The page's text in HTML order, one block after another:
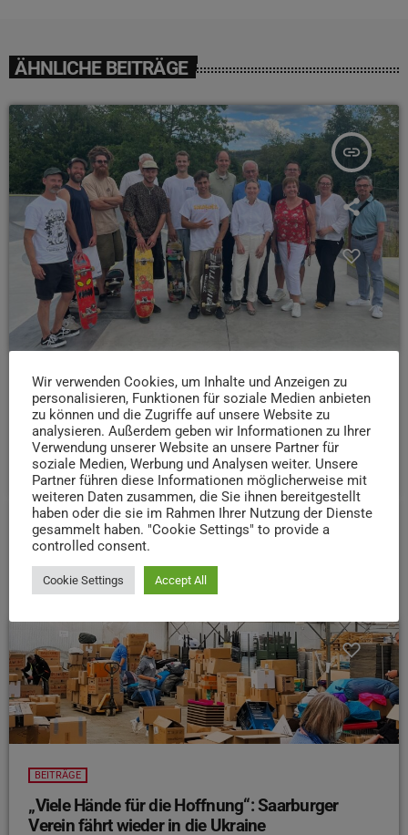
ÄHNLICHE BEITRÄGE
insert_link
BEITRÄGE
Offizielle Einweihung im Skatepark an der
Mäusheckerhalle
today 7. AUGUST 2026 10
BEITRÄGE
„Viele Hände für die Hoffnung“: Saarburger
Verein fährt wieder in die Ukraine
Wir verwenden Cookies, um Inhalte und Anzeigen zu
personalisieren, Funktionen für soziale Medien anbieten
zu können und die Zugriffe auf unsere Website zu
analysieren. Außerdem geben wir Informationen zu Ihrer
Verwendung unserer Website an unsere Partner für
soziale Medien, Werbung und Analysen weiter. Unsere
Partner führen diese Informationen möglicherweise mit
weiteren Daten zusammen, die Sie ihnen bereitgestellt
haben oder die sie im Rahmen Ihrer Nutzung der Dienste
gesammelt haben. "Cookie Settings" to provide a
controlled consent.
Cookie Settings Accept All